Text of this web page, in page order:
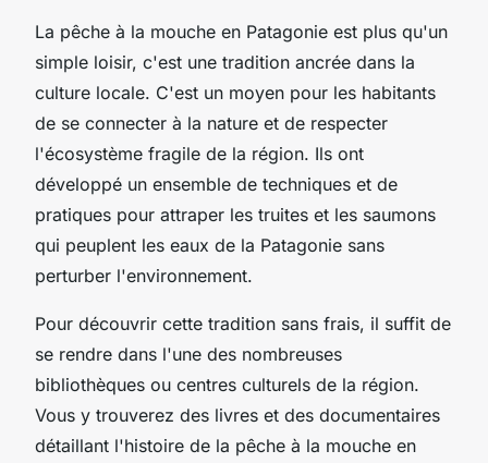
La pêche à la mouche en Patagonie est plus qu'un
simple loisir, c'est une tradition ancrée dans la
culture locale. C'est un moyen pour les habitants
de se connecter à la nature et de respecter
l'écosystème fragile de la région. Ils ont
développé un ensemble de techniques et de
pratiques pour attraper les truites et les saumons
qui peuplent les eaux de la Patagonie sans
perturber l'environnement.
Pour découvrir cette tradition sans frais, il suffit de
se rendre dans l'une des nombreuses
bibliothèques ou centres culturels de la région.
Vous y trouverez des livres et des documentaires
détaillant l'histoire de la pêche à la mouche en